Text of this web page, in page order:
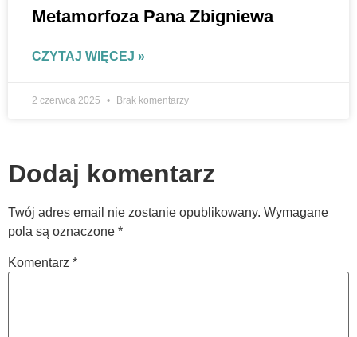
Metamorfoza Pana Zbigniewa
CZYTAJ WIĘCEJ »
2 czerwca 2025 Brak komentarzy
Dodaj komentarz
Twój adres email nie zostanie opublikowany. Wymagane
pola są oznaczone *
Komentarz *